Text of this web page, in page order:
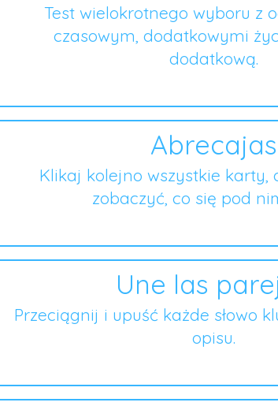
Test wielokrotnego wyboru z
czasowym, dodatkowymi
dodatkową.
Abrecajas
Klikaj kolejno wszystkie karty,
zobaczyć, co się pod
Une las
Przeciągnij i upuść każde słowo
opisu.